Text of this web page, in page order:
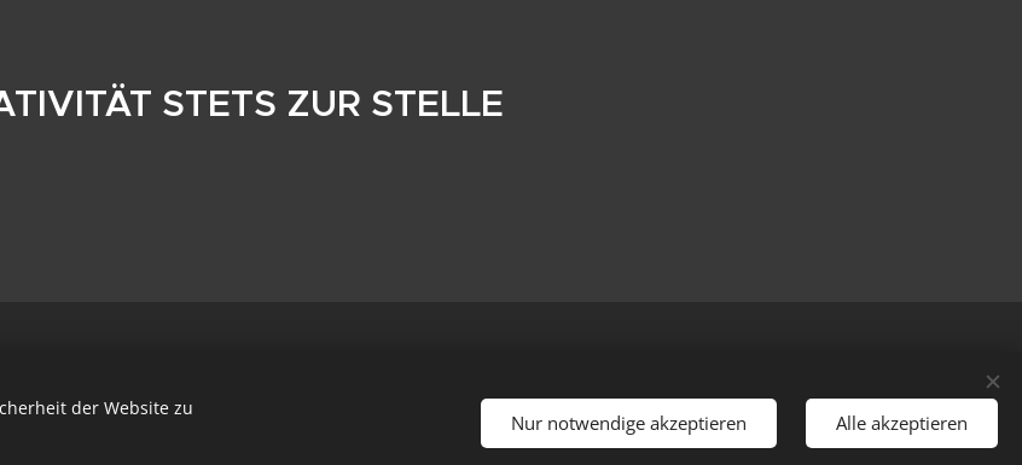
STETS ZUR STELLE
Unterstützt von
der Website zu
Nur notwendige akzeptieren Alle akzeptieren